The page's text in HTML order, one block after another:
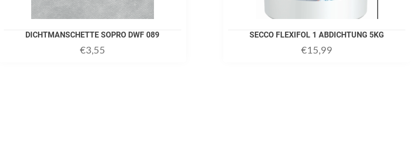
DICHTMANSCHETTE SOPRO DWF 089
€3,55
SECCO FLEXIFOL 1 ABDICHTUNG 5KG
€15,99
ADD TO CART